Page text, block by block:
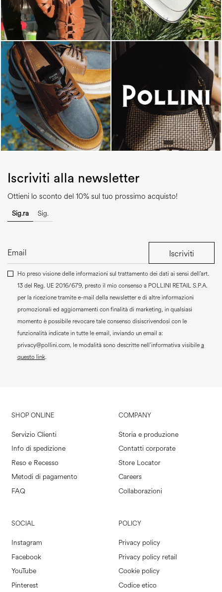
Iscriviti alla newsletter
Ottieni lo sconto del 10% sul tuo prossimo acquisto!
Sig.ra Sig.
Iscriviti
Ho preso visione delle informazioni sul trattamento dei dati ai sensi dell’art.
13 del Reg. UE 2016/679, presto il mio consenso a POLLINI RETAIL S.P.A.
per la ricezione tramite e-mail della newsletter e di altre informazioni
promozionali ed aggiornamenti con finalità di marketing, in qualsiasi
momento è possibile revocare tale consenso disiscrivendosi con le
funzionalità indicate in tutte le email, inviando un email a:
privacy@pollini.com, le modalità sono descritte nell’informativa visibilea
questo link.
SHOP ONLINE
Servizio Clienti
Info di spedizione
Reso e Recesso
Metodi di pagamento
FAQ
COMPANY
Storia e produzione
Contatti corporate
Store Locator
Careers
Collaborazioni
SOCIAL
Instagram
Facebook
YouTube
Pinterest
POLICY
Privacy policy
Privacy policy retail
Cookie policy
Codice etico